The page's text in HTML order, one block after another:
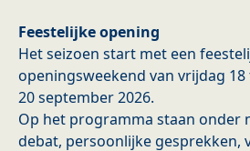
Feestelijke opening
Het seizoen start met een
openingsweekend van vrijdag
20 september 2026.
Op het programma staan onder
debat, persoonlijke gesprekken,